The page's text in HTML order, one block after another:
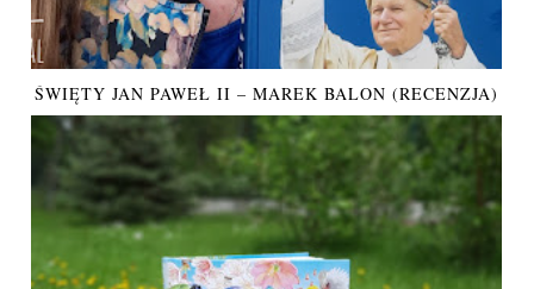
ŚWIĘTY JAN PAWEŁ II – MAREK BALON (RECENZJA)